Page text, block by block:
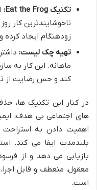
تکنیک Eat the Frog:
ناخوشایندترین کار
زودهنگام ایجاد کرده
تهیه چک لیست:
ماهانه. این کار به
کند و حس رضایت از
در کنار این تکنیک ها،
های اجتماعی بی هدف،
اهمیت دادن به استراحت
بلندمدت ایفا می کند.
بازیابی می دهد و از
معقول، منعطف و قابل
است.